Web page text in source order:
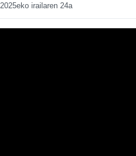
2025eko irailaren 24a